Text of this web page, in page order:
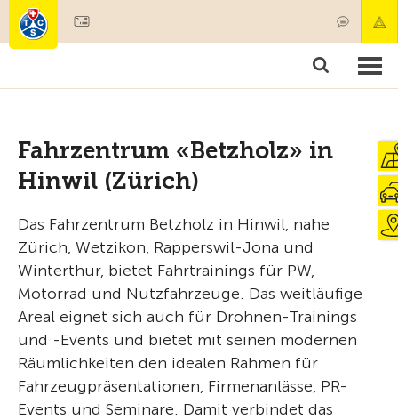
Mitgliedschaft & Leistungen
Fahrzentrum «Betzholz» in
Hinwil (Zürich)
Das Fahrzentrum Betzholz in Hinwil, nahe
Zürich, Wetzikon, Rapperswil-Jona und
Winterthur, bietet Fahrtrainings für PW,
Motorrad und Nutzfahrzeuge. Das weitläufige
Areal eignet sich auch für Drohnen-Trainings
und -Events und bietet mit seinen modernen
Räumlichkeiten den idealen Rahmen für
Fahrzeugpräsentationen, Firmenanlässe, PR-
Events und Seminare. Damit verbindet das